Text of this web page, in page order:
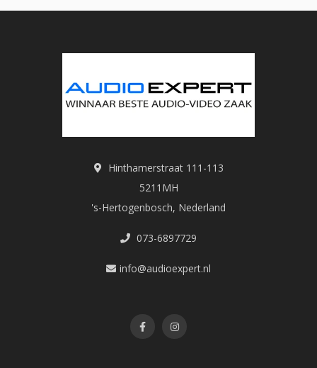
Hinthamerstraat 111-113
5211MH
's-Hertogenbosch, Nederland
073-6897729
info@audioexpert.nl